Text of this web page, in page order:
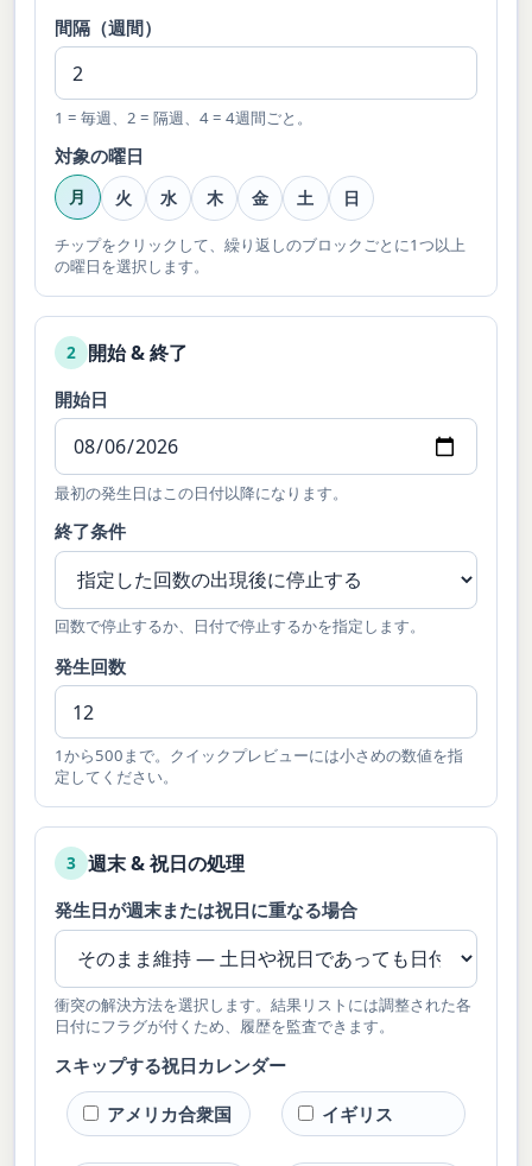
間隔（週間）
1 = 毎週、2 = 隔週、4 = 4週間ごと。
対象の曜日
月 火 水 木 金 土 日
チップをクリックして、繰り返しのブロックごとに1つ以上
の曜日を選択します。
2 開始 & 終了
開始日
最初の発生日はこの日付以降になります。
終了条件
回数で停止するか、日付で停止するかを指定します。
発生回数
1から500まで。クイックプレビューには小さめの数値を指
定してください。
3 週末 & 祝日の処理
発生日が週末または祝日に重なる場合
衝突の解決方法を選択します。結果リストには調整された各
日付にフラグが付くため、履歴を監査できます。
スキップする祝日カレンダー
アメリカ合衆国 イギリス